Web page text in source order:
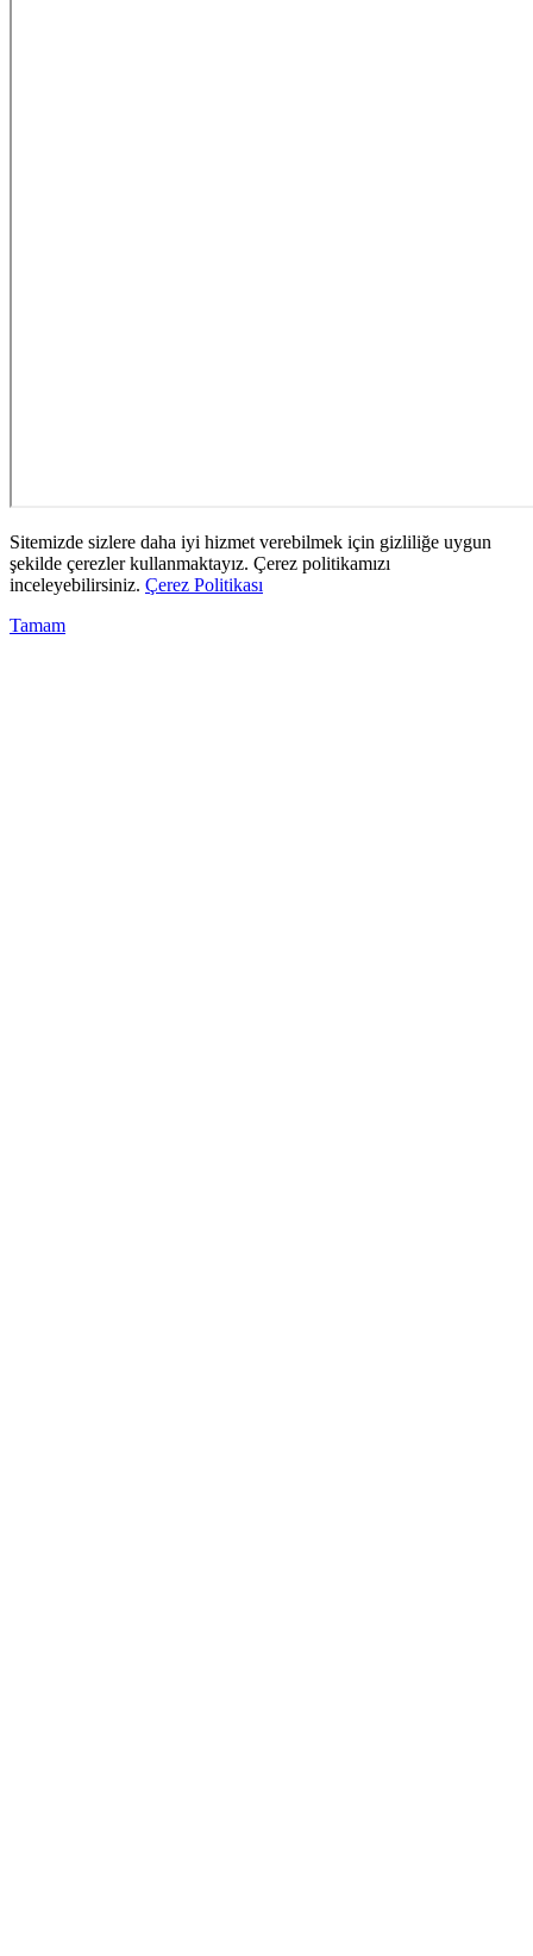
Sitemizde sizlere daha iyi hizmet verebilmek için gizliliğe uygun
şekilde çerezler kullanmaktayız. Çerez politikamızı
inceleyebilirsiniz. Çerez Politikası
Tamam